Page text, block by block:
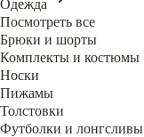
Одежда
Посмотреть все
Брюки и шорты
Комплекты и костюмы
Носки
Пижамы
Толстовки
Футболки и лонгсливы